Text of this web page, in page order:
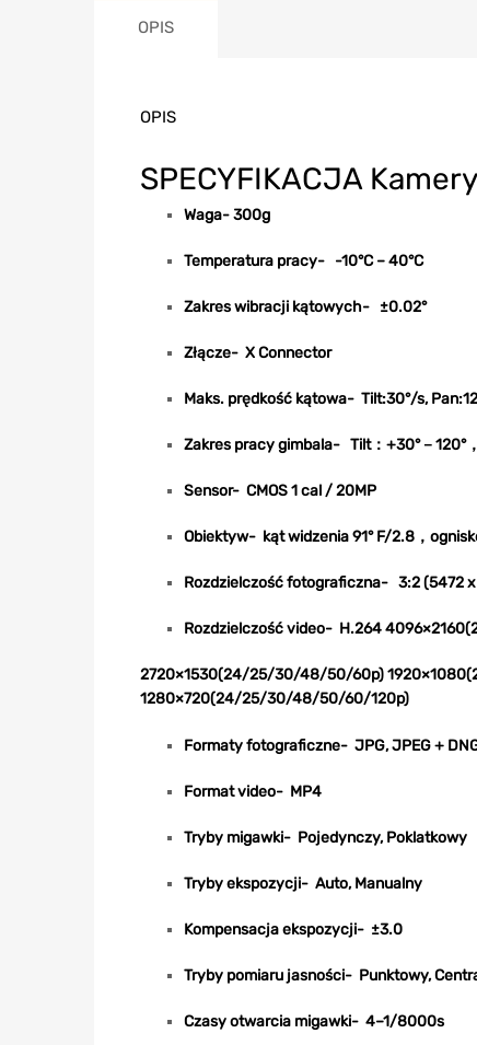
OPIS
OPIS
SPECYFIKACJA
Waga- 300g
Temperatura pracy- -10°C – 40°C
Zakres wibracji kątowych- ±0.02°
Złącze- X Connector
Maks. prędkość kątowa- Tilt:30°/s,
Zakres pracy gimbala- Tilt：+30°－120°
Sensor- CMOS 1 cal / 20MP
Obiektyw- kąt widzenia
Rozdzielczość fotograficzna- 3:2 (5472
Rozdzielczość video- H.264
2720×1530(24/25/30/48/50/60p)
1280×720(24/25/30/48/50/60/120p)
Formaty fotograficzne- JPG, JPEG +
Format video- MP4
Tryby migawki- Pojedynczy, Poklatkowy
Tryby ekspozycji- Auto, Manualny
Kompensacja ekspozycji- ±3.0
Tryby pomiaru jasności- Punktowy,
Czasy otwarcia migawki- 4–1/8000s